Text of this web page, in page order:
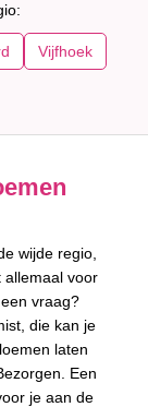
Vijfhoek
wijde regio,
allemaal voor
vraag?
die kan je
laten
Een
je aan de